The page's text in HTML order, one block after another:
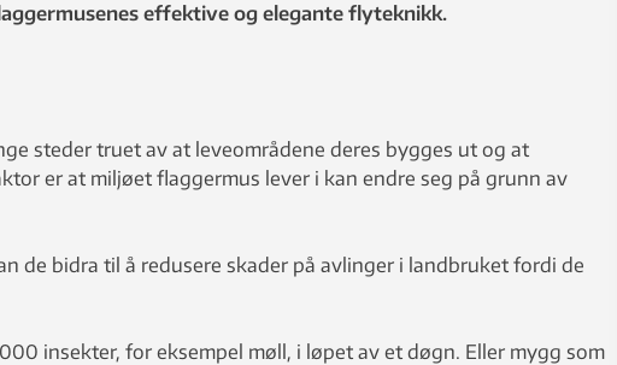
effektive og elegante flyteknikk.
steder truet av at leveområdene deres bygges ut og at
er at miljøet flaggermus lever i kan endre seg på grunn av
de bidra til å redusere skader på avlinger i landbruket fordi de
insekter, for eksempel møll, i løpet av et døgn. Eller mygg som